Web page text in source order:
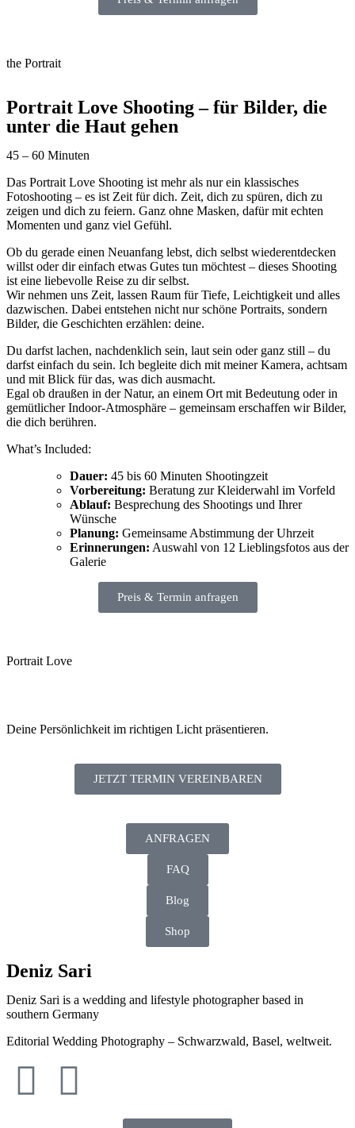
the Portrait
Portrait Love Shooting – für Bilder, die
unter die Haut gehen
45 – 60 Minuten
Das Portrait Love Shooting ist mehr als nur ein klassisches
Fotoshooting – es ist Zeit für dich. Zeit, dich zu spüren, dich zu
zeigen und dich zu feiern. Ganz ohne Masken, dafür mit echten
Momenten und ganz viel Gefühl.
Ob du gerade einen Neuanfang lebst, dich selbst wiederentdecken
willst oder dir einfach etwas Gutes tun möchtest – dieses Shooting
ist eine liebevolle Reise zu dir selbst.
Wir nehmen uns Zeit, lassen Raum für Tiefe, Leichtigkeit und alles
dazwischen. Dabei entstehen nicht nur schöne Portraits, sondern
Bilder, die Geschichten erzählen: deine.
Du darfst lachen, nachdenklich sein, laut sein oder ganz still – du
darfst einfach du sein. Ich begleite dich mit meiner Kamera, achtsam
und mit Blick für das, was dich ausmacht.
Egal ob draußen in der Natur, an einem Ort mit Bedeutung oder in
gemütlicher Indoor-Atmosphäre – gemeinsam erschaffen wir Bilder,
die dich berühren.
What’s Included:
Dauer: 45 bis 60 Minuten Shootingzeit
Vorbereitung: Beratung zur Kleiderwahl im Vorfeld
Ablauf: Besprechung des Shootings und Ihrer
Wünsche
Planung: Gemeinsame Abstimmung der Uhrzeit
Erinnerungen: Auswahl von 12 Lieblingsfotos aus der
Galerie
Preis & Termin anfragen
Portrait Love
Deine Persönlichkeit im richtigen Licht präsentieren.
JETZT TERMIN VEREINBAREN
ANFRAGEN
FAQ
Blog
Shop
Deniz Sari
Deniz Sari is a wedding and lifestyle photographer based in
southern Germany
Editorial Wedding Photography – Schwarzwald, Basel, weltweit.